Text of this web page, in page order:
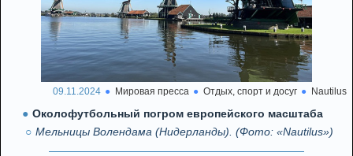
09.11.2024 Мировая пресса Отдых, спорт и досуг Nautilus
Околофутбольный погром европейского масштаба
Мельницы Волендама (Нидерланды). (Фото: «Nautilus»)